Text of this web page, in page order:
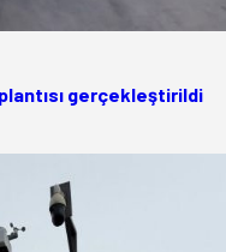
gerçekleştirildi